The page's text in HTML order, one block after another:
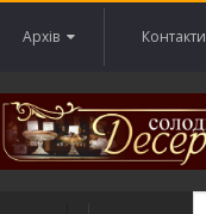
Архів Контакти